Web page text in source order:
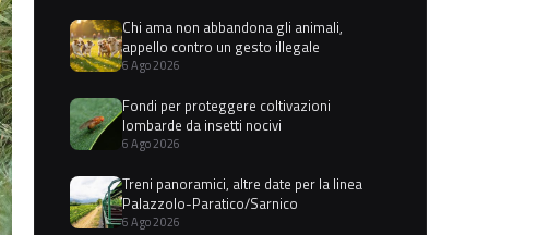
Chi ama non abbandona gli animali,
appello contro un gesto illegale
6 Ago 2026
Fondi per proteggere coltivazioni
lombarde da insetti nocivi
6 Ago 2026
Treni panoramici, altre date per la linea
Palazzolo-Paratico/Sarnico
6 Ago 2026